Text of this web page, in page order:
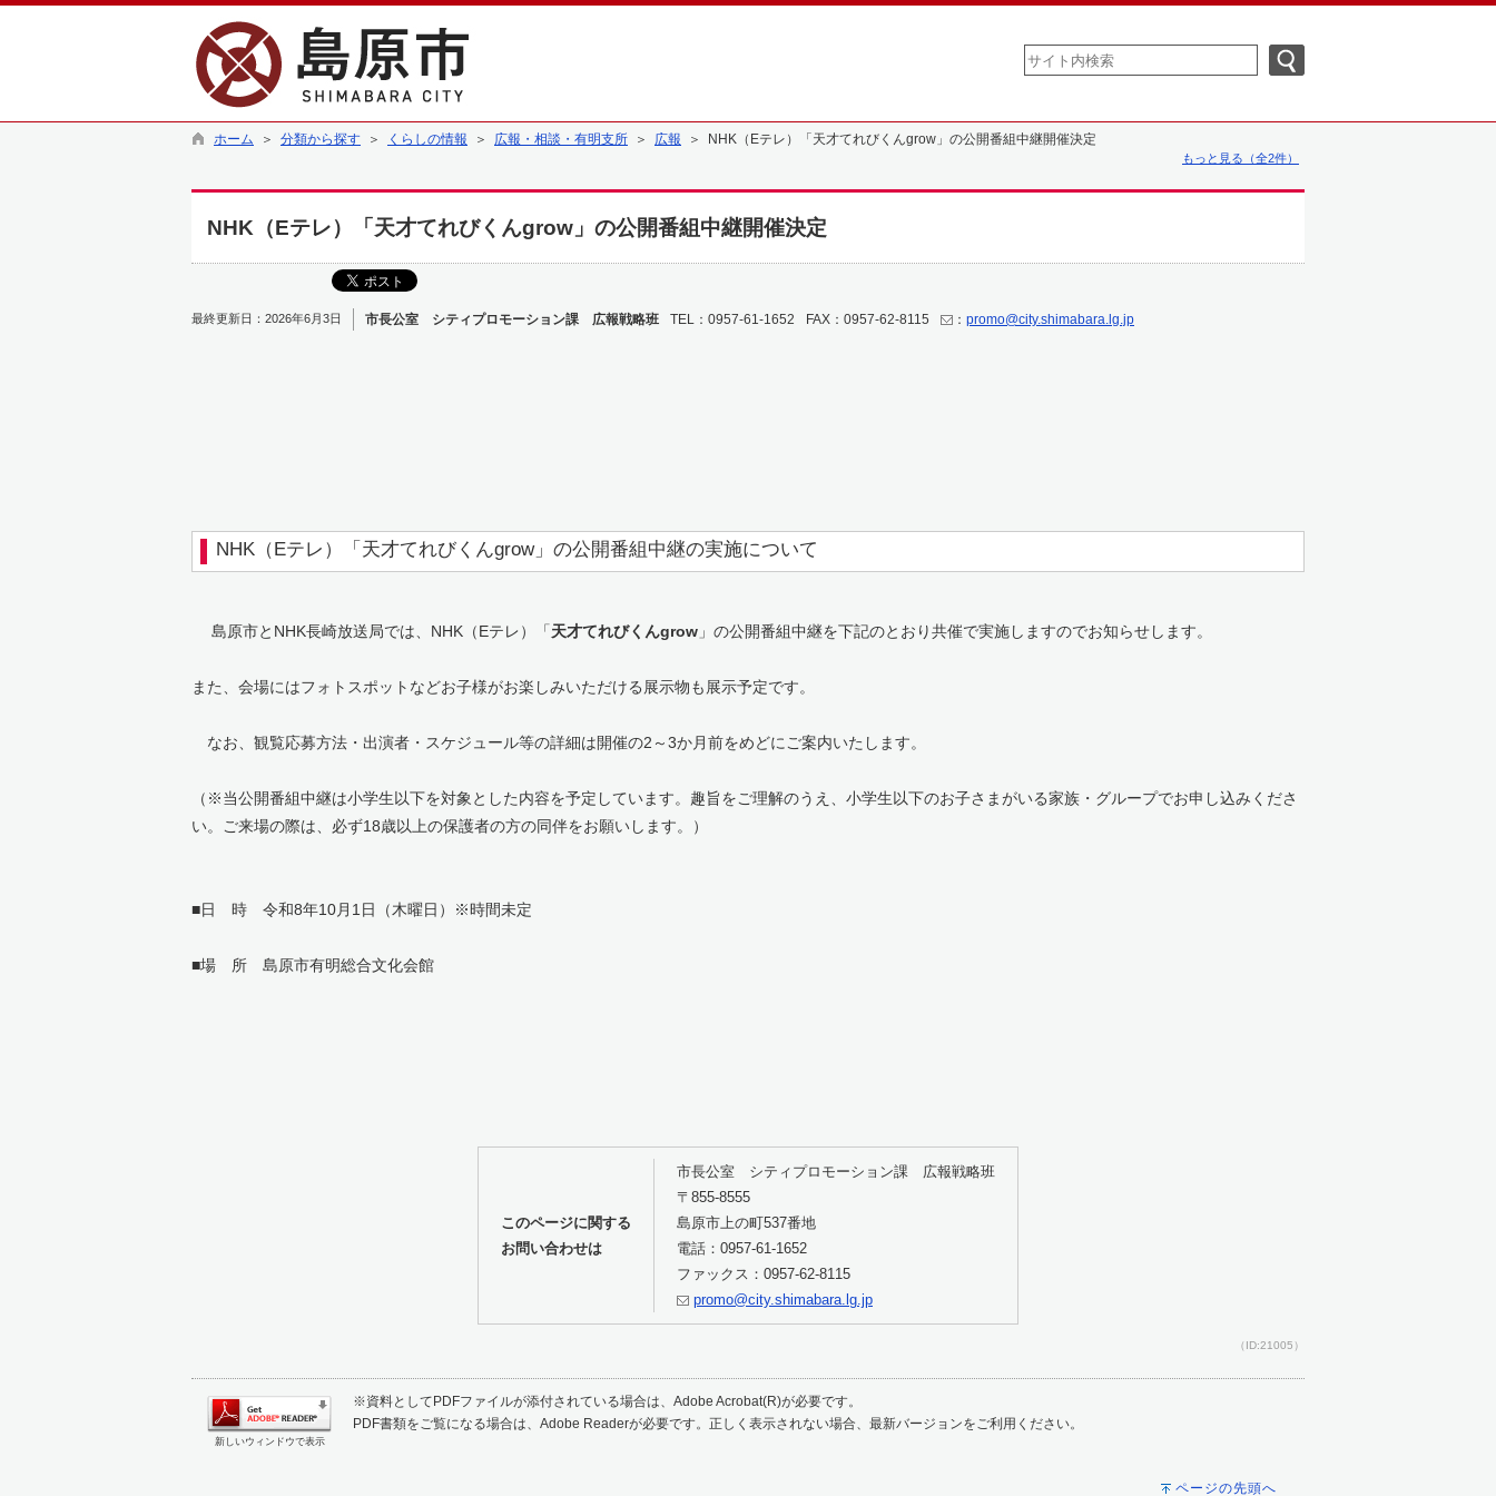
ホーム ＞ 分類から探す ＞ くらしの情報 ＞ 広報・相談・有明支所 ＞ 広報 ＞ NHK（Eテレ）「天才てれびくんgrow」の公開番組中継開催決定
もっと見る（全2件）
NHK（Eテレ）「天才てれびくんgrow」の公開番組中継開催決定
最終更新日：2026年6月3日 市長公室 シティプロモーション課 広報戦略班 TEL：0957-61-1652 FAX：0957-62-8115 ： promo@city.shimabara.lg.jp
NHK（Eテレ）「天才てれびくんgrow」の公開番組中継の実施について
島原市とNHK長崎放送局では、NHK（Eテレ）「天才てれびくんgrow 」の公開番組中継を下記のとおり共催で実施しますのでお知らせします。
また、会場にはフォトスポットなどお子様がお楽しみいただける展示物も展示予定です。
なお、観覧応募方法・出演者・スケジュール等の詳細は開催の2～3か月前をめどにご案内いたします。
（※当公開番組中継は小学生以下を対象とした内容を予定しています。趣旨をご理解のうえ、小学生以下のお子さまがいる家族・グループでお申し込みくださ
い。ご来場の際は、必ず18歳以上の保護者の方の同伴をお願いします。）
■日 時 令和8年10月1日（木曜日）※時間未定
■場 所 島原市有明総合文化会館
このページに関する
お問い合わせは
市長公室 シティプロモーション課 広報戦略班
〒855-8555
島原市上の町537番地
電話：0957-61-1652
ファックス：0957-62-8115
promo@city.shimabara.lg.jp
（ID:21005）
新しいウィンドウで表示
※資料としてPDFファイルが添付されている場合は、Adobe Acrobat(R)が必要です。
PDF書類をご覧になる場合は、Adobe Readerが必要です。正しく表示されない場合、最新バージョンをご利用ください。
ページの先頭へ